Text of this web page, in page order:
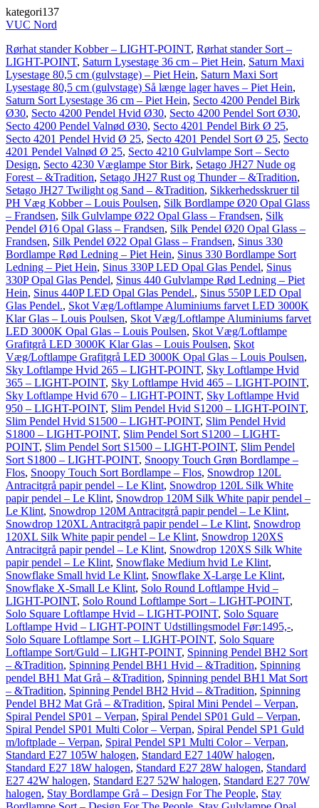
kategori137
VUC Nord
Rørhat stander Kobber – LIGHT-POINT, Rørhat stander Sort –
LIGHT-POINT, Saturn Lysestage 36 cm – Piet Hein, Saturn Maxi
Lysestage 80,5 cm (gulvstage) – Piet Hein, Saturn Maxi Sort
Lysestage 80,5 cm (gulvstage) Så længe lager haves – Piet Hein,
Saturn Sort Lysestage 36 cm – Piet Hein, Secto 4200 Pendel Birk
Ø30, Secto 4200 Pendel Hvid Ø30, Secto 4200 Pendel Sort Ø30,
Secto 4200 Pendel Valnød Ø30, Secto 4201 Pendel Birk Ø 25,
Secto 4201 Pendel Hvid Ø 25, Secto 4201 Pendel Sort Ø 25, Secto
4201 Pendel Valnød Ø 25, Secto 4210 Gulvlampe Sort – Secto
Design, Secto 4230 Væglampe Stor Birk, Setago JH27 Nude og
Forest – &Tradition, Setago JH27 Rust og Thunder – &Tradition,
Setago JH27 Twilight og Sand – &Tradition, Sikkerhedsskruer til
PH Væg Kobber – Louis Poulsen, Silk Bordlampe Ø20 Opal Glass
– Frandsen, Silk Gulvlampe Ø22 Opal Glass – Frandsen, Silk
Pendel Ø16 Opal Glass – Frandsen, Silk Pendel Ø20 Opal Glass –
Frandsen, Silk Pendel Ø22 Opal Glass – Frandsen, Sinus 330
Bordlampe Rød Ledning – Piet Hein, Sinus 330 Bordlampe Sort
Ledning – Piet Hein, Sinus 330P LED Opal Glas Pendel, Sinus
330P Opal Glas Pendel, Sinus 440 Gulvlampe Rød Ledning – Piet
Hein, Sinus 440P LED Opal Glas Pendel., Sinus 550P LED Opal
Glas Pendel., Skot Væg/Loftlampe Aluminiums farvet LED 3000K
Klar Glas – Louis Poulsen, Skot Væg/Loftlampe Aluminiums farvet
LED 3000K Opal Glas – Louis Poulsen, Skot Væg/Loftlampe
Grafitgrå LED 3000K Klar Glas – Louis Poulsen, Skot
Væg/Loftlampe Grafitgrå LED 3000K Opal Glas – Louis Poulsen,
Sky Loftlampe Hvid 265 – LIGHT-POINT, Sky Loftlampe Hvid
365 – LIGHT-POINT, Sky Loftlampe Hvid 465 – LIGHT-POINT,
Sky Loftlampe Hvid 670 – LIGHT-POINT, Sky Loftlampe Hvid
950 – LIGHT-POINT, Slim Pendel Hvid S1200 – LIGHT-POINT,
Slim Pendel Hvid S1500 – LIGHT-POINT, Slim Pendel Hvid
S1800 – LIGHT-POINT, Slim Pendel Sort S1200 – LIGHT-
POINT, Slim Pendel Sort S1500 – LIGHT-POINT, Slim Pendel
Sort S1800 – LIGHT-POINT, Snoopy Touch Grøn Bordlampe –
Flos, Snoopy Touch Sort Bordlampe – Flos, Snowdrop 120L
Antracitgrå papir pendel – Le Klint, Snowdrop 120L Silk White
papir pendel – Le Klint, Snowdrop 120M Silk White papir pendel –
Le Klint, Snowdrop 120M Antracitgrå papir pendel – Le Klint,
Snowdrop 120XL Antracitgrå papir pendel – Le Klint, Snowdrop
120XL Silk White papir pendel – Le Klint, Snowdrop 120XS
Antracitgrå papir pendel – Le Klint, Snowdrop 120XS Silk White
papir pendel – Le Klint, Snowflake Medium hvid Le Klint,
Snowflake Small hvid Le Klint, Snowflake X-Large Le Klint,
Snowflake X-Small Le Klint, Solo Round Loftlampe Hvid –
LIGHT-POINT, Solo Round Loftlampe Sort – LIGHT-POINT,
Solo Square Loftlampe Hvid – LIGHT-POINT, Solo Square
Loftlampe Hvid – LIGHT-POINT Udstillingsmodel Før:1495,-,
Solo Square Loftlampe Sort – LIGHT-POINT, Solo Square
Loftlampe Sort/Guld – LIGHT-POINT, Spinning Pendel BH2 Sort
– &Tradition, Spinning Pendel BH1 Hvid – &Tradition, Spinning
pendel BH1 Mat Grå – &Tradition, Spinning pendel BH1 Mat Sort
– &Tradition, Spinning Pendel BH2 Hvid – &Tradition, Spinning
Pendel BH2 Mat Grå – &Tradition, Spiral Mini Pendel – Verpan,
Spiral Pendel SP01 – Verpan, Spiral Pendel SP01 Guld – Verpan,
Spiral Pendel SP01 Multi Color – Verpan, Spiral Pendel SP1 Guld
m/loftplade – Verpan, Spiral Pendel SP1 Multi Color – Verpan,
Standard E27 105W halogen, Standard E27 140W halogen,
Standard E27 18W halogen, Standard E27 28W halogen, Standard
E27 42W halogen, Standard E27 52W halogen, Standard E27 70W
halogen, Stay Bordlampe Grå – Design For The People, Stay